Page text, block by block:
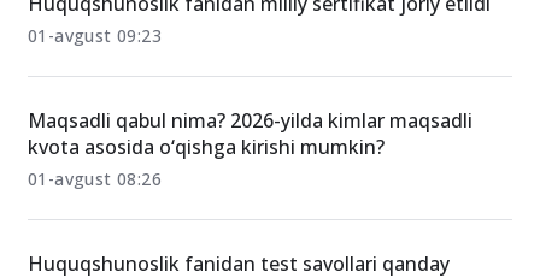
01-avgust 09:23
Maqsadli qabul nima? 2026-yilda kimlar maqsadli
kvota asosida o‘qishga kirishi mumkin?
01-avgust 08:26
Huquqshunoslik fanidan test savollari qanday